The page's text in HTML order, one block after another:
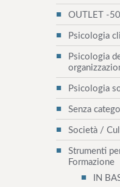
OUTLET -
Psicologia
Psicologia
Psicologia
Senza
Società /
Strumenti
Formazione
IN